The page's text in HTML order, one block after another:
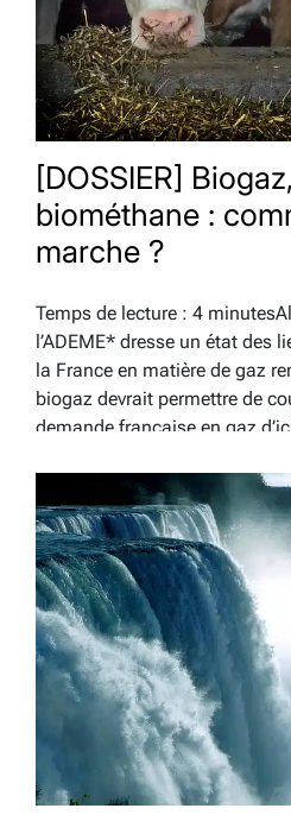
[DOSSIER]
biométhane :
marche ?
Temps de lecture : 4
l’ADEME* dresse un état des
la France en matière de gaz
biogaz devrait permettre de
demande française en gaz